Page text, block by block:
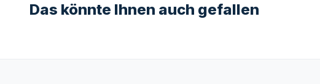
Das könnte Ihnen auch gefallen